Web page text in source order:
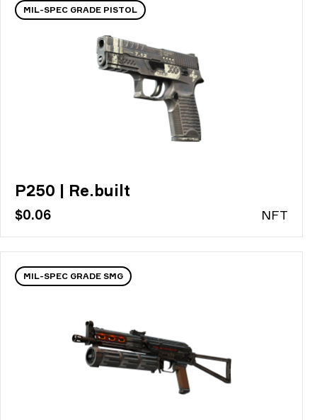
MIL-SPEC GRADE PISTOL
P250 | Re.built
$0.06 NFT
MIL-SPEC GRADE SMG